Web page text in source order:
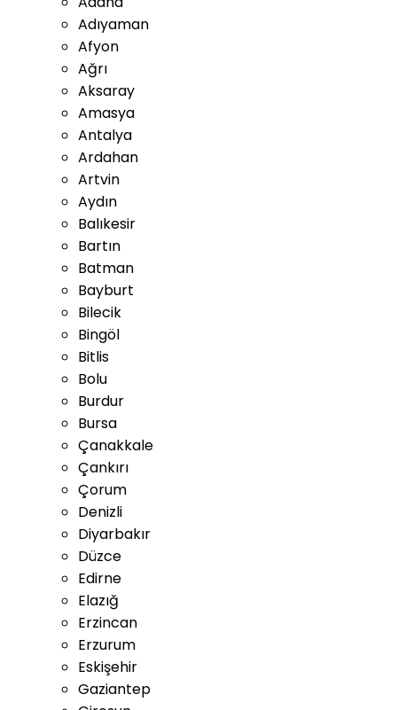
Adıyaman
Afyon
Ağrı
Aksaray
Amasya
Antalya
Ardahan
Artvin
Aydın
Balıkesir
Bartın
Batman
Bayburt
Bilecik
Bingöl
Bitlis
Bolu
Burdur
Bursa
Çanakkale
Çankırı
Çorum
Denizli
Diyarbakır
Düzce
Edirne
Elazığ
Erzincan
Erzurum
Eskişehir
Gaziantep